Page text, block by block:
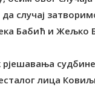
да случај
Бабић и Жељко
рјешавања
лица